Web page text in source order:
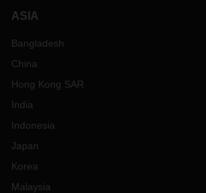
ASIA
Bangladesh
China
Hong Kong SAR
India
Indonesia
Japan
Korea
Malaysia